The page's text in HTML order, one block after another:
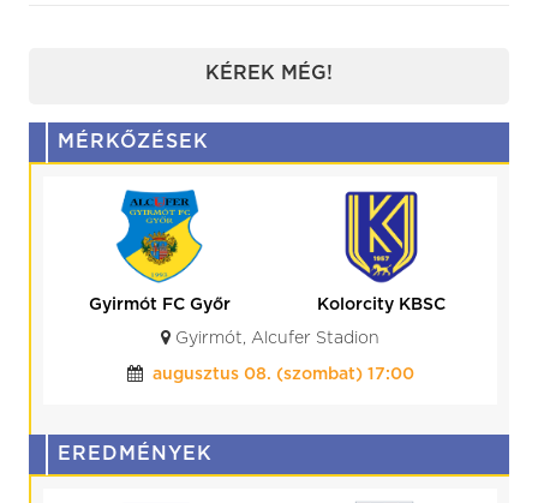
KÉREK MÉG!
MÉRKŐZÉSEK
Kolorcity KBSC
HR-Rent
EREDMÉNYEK